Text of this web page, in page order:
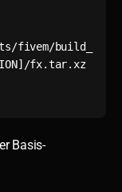
fivem/build_
fx.tar.xz
Basis-